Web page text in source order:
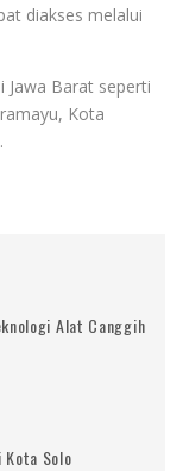
diakses melalui
Jawa Barat seperti
Kota
Alat Canggih
Solo